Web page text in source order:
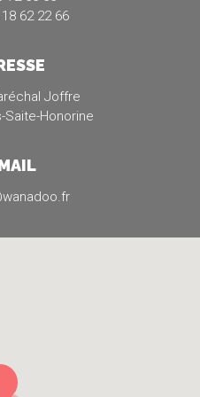
62 22 66
Joffre
Saite-Honorine